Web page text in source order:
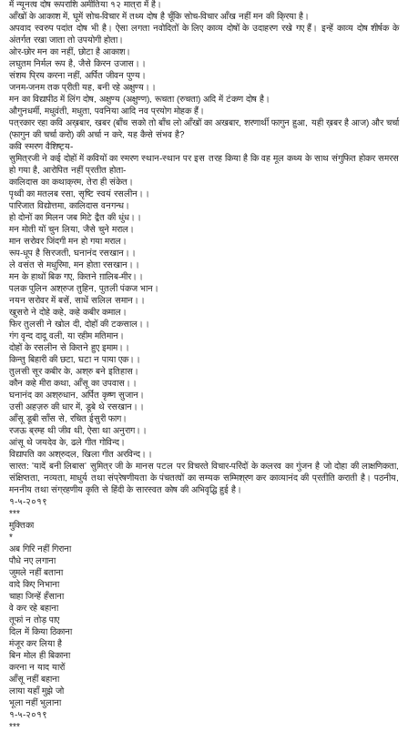
में न्यूनत्व दोष रूपराशि अमीतिया १२ मात्रा में है।
आँखों के आकाश में, घूमें सोच-विचार में तथ्य दोष है चूँकि सोच-विचार आँख नहीं मन की क्रिया है।
अपवाद स्वरुप पदांत दोष भी है। ऐसा लगता नवोदितों के लिए काव्य दोषों के उदाहरण रखे गए हैं। इन्हें काव्य दोष शीर्षक के
अंतर्गत रखा जाता तो उपयोगी होता।
ओर-छोर मन का नहीं, छोटा है आकाश।
लघुतम निर्मल रूप है, जैसे किरन उजास।।
संशय प्रिय करना नहीं, अर्पित जीवन पुण्य।
जनम-जनम तक प्रीती यह, बनी रहे अक्षुण्य।।
मन का विद्यापीठ में लिंग दोष, अक्षुण्य (अक्षुण्ण), रूचता (रुचता) अदि में टंकण दोष है।
औगुनधर्मी, मधुवंती, मधुता, पवनिया आदि नव प्रयोग मोहक हैं।
पत्रकार रहा कवि अख़बार, खबर (बाँच सको तो बाँच लो आँखों का अखबार, शरणार्थी फागुन हुआ, यही ख़बर है आज) और चर्चा
(फागुन की चर्चा करो) की अर्चा न करे, यह कैसे संभव है?
कवि स्मरण वैशिष्ट्य-
सुमित्रजी ने कई दोहों में कवियों का स्मरण स्थान-स्थान पर इस तरह किया है कि वह मूल कथ्य के साथ संगुफित होकर समरस
हो गया है, आरोपित नहीं प्रतीत होता-
कालिदास का कथाक्रम, तेरा ही संकेत।
पृथ्वी का मतलब रसा, सृष्टि स्वयं रसलीन।।
पारिजात विद्योत्तमा, कालिदास वनगन्ध।
हो दोनों का मिलन जब मिटे द्वैत की धुंध।।
मन मोती यों चुन लिया, जैसे चुने मराल।
मान सरोवर जिंदगी मन हो गया मराल।
रूप-धूप है सिरजती, घनानंद रसखान।।
ले वसंत से मधुरिमा, मन होता रसखान।।
मन के हाथों बिक गए, कितने ग़ालिब-मीर।।
पलक पुलिन अश्रुज तुहिन, पुतली पंकज भान।
नयन सरोवर में बसें, साधें सलिल समान।।
खुसरो ने दोहे कहे, कहे कबीर कमाल।
फिर तुलसी ने खोल दी, दोहों की टकसाल।।
गंग वृन्द दादू वली, या रहीम मतिमान।
दोहों के रसलीन से कितने हुए इमाम।।
किन्तु बिहारी की छटा, घटा न पाया एक।।
तुलसी सूर कबीर के, अश्रु बने इतिहास।
कौन कहे मीरा कथा, आँसू का उपवास।।
घनानंद का अश्रुधान, अर्पित कृष्ण सुजान।
उसी अहज़रु की धार में, डूबे थे रसखान।।
आँसू डूबी साँस से, रचित ईसुरी फाग।
रजऊ ब्रम्ह थी जीव थी, ऐसा था अनुराग।।
आंसू थे जयदेव के, ढले गीत गोविन्द।
विद्यापति का अश्रुदल, खिला गीत अरविन्द।।
सारत: 'यादें बनी लिबास' सुमित्र जी के मानस पटल पर विचरते विचार-परिंदों के कलरव का गुंजन है जो दोहा की लाक्षणिकता,
संक्षिप्तता, नव्यता, माधुर्य तथा संप्रेषणीयता के पंचतत्वों का सम्यक सम्मिश्रण कर काव्यानंद की प्रतीति कराती है। पठनीय,
मननीय तथा संग्रहणीय कृति से हिंदी के सारस्वत कोष की अभिवृद्धि हुई है।
१-५-२०१९
***
मुक्तिका
*
अब गिरि नहीं गिराना
पौधे नए लगाना
जुमले नहीं बताना
वादे किए निभाना
चाहा जिन्हें हँसाना
वे कर रहे बहाना
तूफां न तोड़ पाए
दिल में किया ठिकाना
मंजूर कर लिया है
बिन मोल ही बिकाना
करना न याद यारों
आँसू नहीं बहाना
लाया यहाँ मुझे जो
भूला नहीं भुलाना
१-५-२०१९
***